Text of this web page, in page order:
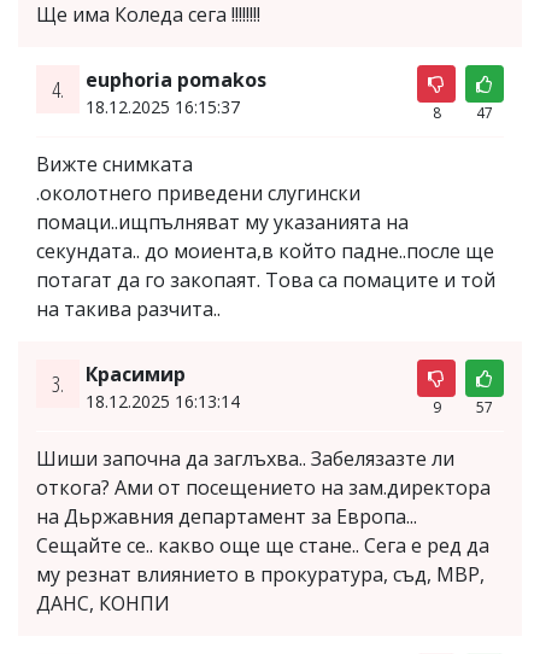
Ще има Коледа сега !!!!!!!!
4. euphoria pomakos
18.12.2025 16:15:37 8 47
Вижте снимката
.околотнего приведени слугински
помаци..ищпълняват му указанията на
секундата.. до моиента,в който падне..после ще
потагат да го закопаят. Това са помаците и той
на такива разчита..
3. Красимир
18.12.2025 16:13:14 9 57
Шиши започна да заглъхва.. Забелязазте ли
откога? Ами от посещението на зам.директора
на Дьржавния департамент за Европа...
Сещайте се.. какво още ще стане.. Сега е ред да
му резнат влиянието в прокуратура, съд, МВР,
ДАНС, КОНПИ